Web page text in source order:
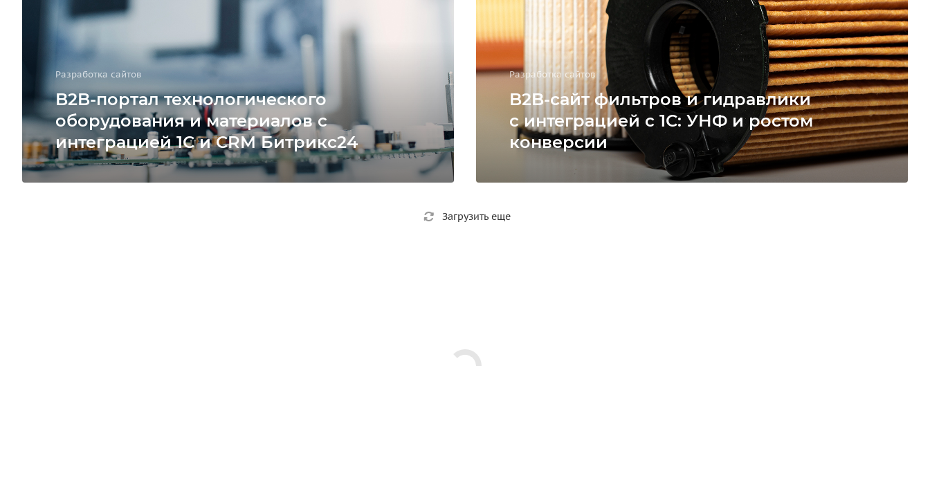
Разработка сайтов
B2B-портал технологического
оборудования и материалов с
интеграцией 1С и CRM Битрикс24
Разработка сайтов
B2B-сайт фильтров и гидравлики
с интеграцией с 1С: УНФ и ростом
конверсии
Загрузить еще